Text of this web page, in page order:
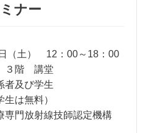
ナー
（土） 12：00～18：00
階 講堂
及び学生
は無料）
専門放射線技師認定機構